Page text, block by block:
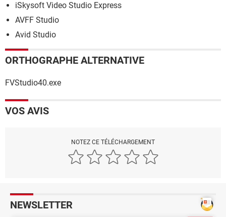
iSkysoft Video Studio Express
AVFF Studio
Avid Studio
ORTHOGRAPHE ALTERNATIVE
FVStudio40.exe
VOS AVIS
NOTEZ CE TÉLÉCHARGEMENT
NEWSLETTER